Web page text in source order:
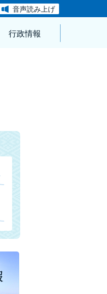
音声読み上げ
行政情報